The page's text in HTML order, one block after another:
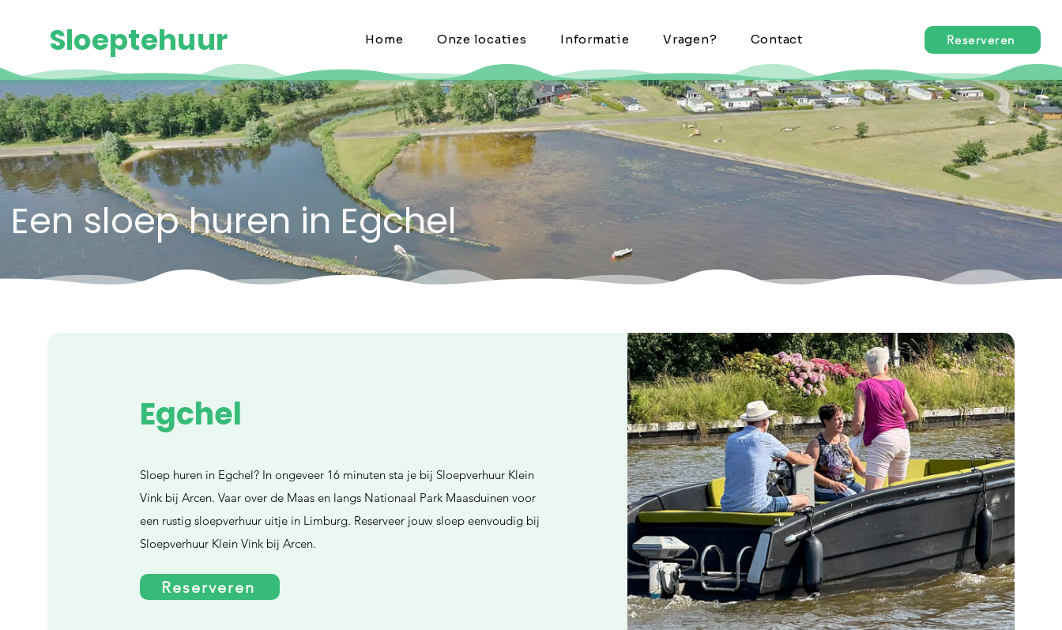
Sloeptehuur Home Onze locaties Informatie Vragen? Contact Reserveren
Een sloep huren in Egchel
Egchel
Sloep huren in Egchel? In ongeveer 16 minuten sta je bij Sloepverhuur Klein
Vink bij Arcen. Vaar over de Maas en langs Nationaal Park Maasduinen voor
een rustig sloepverhuur uitje in Limburg. Reserveer jouw sloep eenvoudig bij
Sloepverhuur Klein Vink bij Arcen.
Reserveren